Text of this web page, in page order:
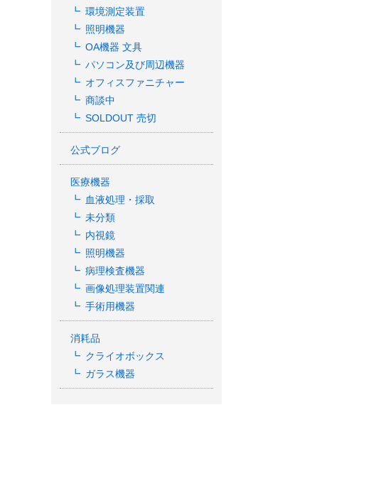
環境測定装置
照明機器
OA機器 文具
パソコン及び周辺機器
オフィスファニチャー
商談中
SOLDOUT 売切
公式ブログ
医療機器
血液処理・採取
未分類
内視鏡
照明機器
病理検査機器
画像処理装置関連
手術用機器
消耗品
クライオボックス
ガラス機器